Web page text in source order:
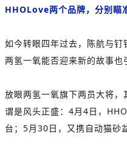
HHOLove两个品牌，分别瞄
如今转眼四年过去，陈航与钉
两氢一氧能否迎来新的故事也
放眼两氢一氧旗下两员大将
谓是风头正盛：4月4日，
台；5月30日，又携自动猫砂